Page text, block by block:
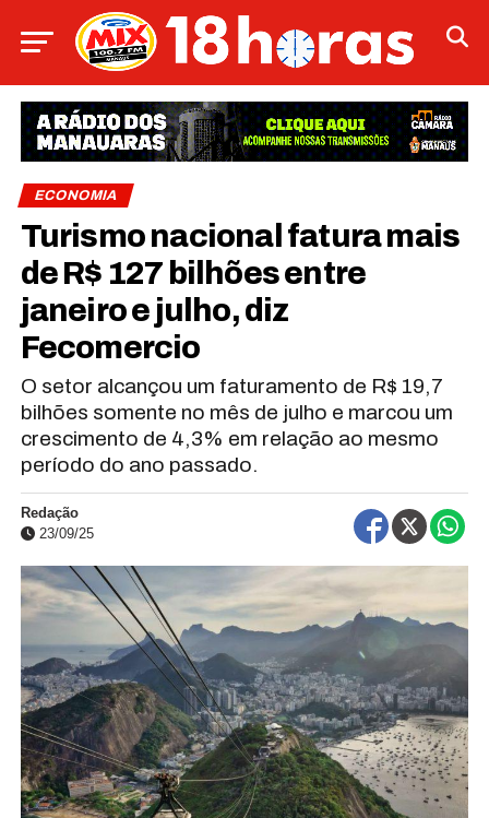
ECONOMIA
Turismo nacional fatura mais
de R$ 127 bilhões entre
janeiro e julho, diz
Fecomercio
O setor alcançou um faturamento de R$ 19,7
bilhões somente no mês de julho e marcou um
crescimento de 4,3% em relação ao mesmo
período do ano passado.
Redação
23/09/25